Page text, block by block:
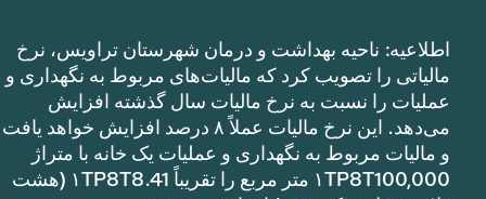
اطلاعیه: ناحیه بهداشت و درمان شهرستان تراویس، نرخ
مالیاتی را تصویب کرد که مالیات‌های مربوط به نگهداری و
عملیات را نسبت به نرخ مالیات سال گذشته افزایش
می‌دهد. این نرخ مالیات عملاً ۸ درصد افزایش خواهد یافت
و مالیات مربوط به نگهداری و عملیات یک خانه با متراژ
۱TP8T100,000 متر مربع را تقریباً ۱TP8T8.41 (هشت